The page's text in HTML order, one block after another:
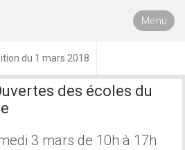
Menu
du 1 mars 2018
des écoles du
3 mars de 10h à 17h